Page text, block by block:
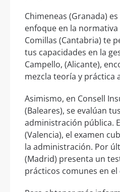
Chimeneas (Granada)
enfoque en la
Comillas (Cantabria) te
tus capacidades en la
Campello, (Alicante),
mezcla teoría y práctica
Asimismo, en Consell
(Baleares), se evalúan
administración pública.
(Valencia), el examen
la administración. Por
(Madrid) presenta un
prácticos comunes en